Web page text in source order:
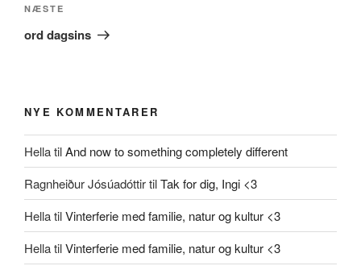
Næste
indlæg
NÆSTE
ord dagsins
NYE KOMMENTARER
HellatilAnd now to something completely different
Ragnheiður JósúadóttirtilTak for dig, Ingi <3
HellatilVinterferie med familie, natur og kultur <3
HellatilVinterferie med familie, natur og kultur <3